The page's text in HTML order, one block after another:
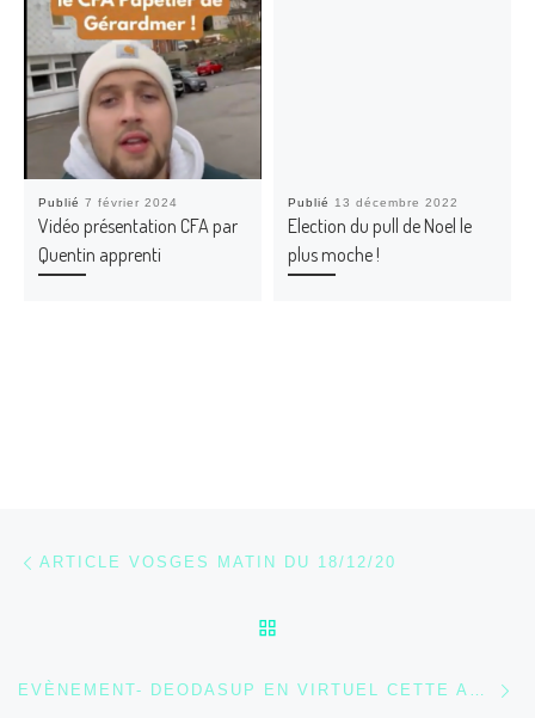
Publié 7 février 2024
Vidéo présentation CFA par
Quentin apprenti
Publié 13 décembre 2022
Election du pull de Noel le
plus moche !
Parcourir les articles
ARTICLE VOSGES MATIN DU 18/12/20
EVÈNEMENT- DEODASUP EN VIRTUEL CETTE ANNÉE